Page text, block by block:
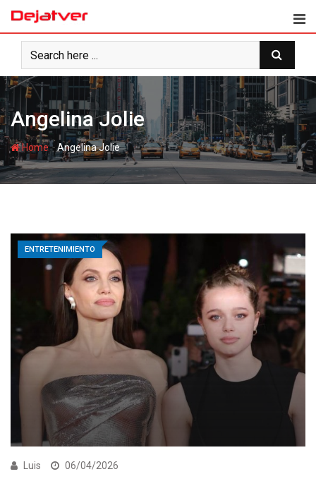
Skip
content
Angelina Jolie
Home-Angelina Jolie
ENTRETENIMIENTO
Luis 06/04/2026